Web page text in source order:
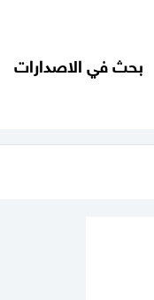
بحث في الاصدارات